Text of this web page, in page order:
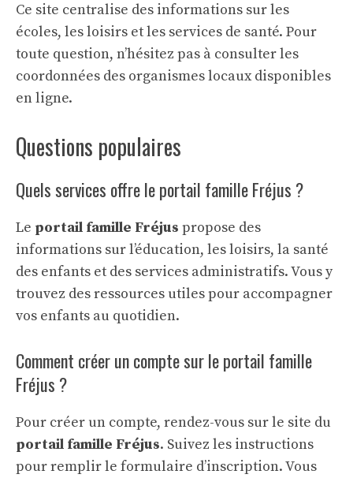
Ce site centralise des informations sur les
écoles, les loisirs et les services de santé. Pour
toute question, n’hésitez pas à consulter les
coordonnées des organismes locaux disponibles
en ligne.
Questions populaires
Quels services offre le portail famille Fréjus ?
Le portail famille Fréjus propose des
informations sur l’éducation, les loisirs, la santé
des enfants et des services administratifs. Vous y
trouvez des ressources utiles pour accompagner
vos enfants au quotidien.
Comment créer un compte sur le portail famille
Fréjus ?
Pour créer un compte, rendez-vous sur le site du
portail famille Fréjus. Suivez les instructions
pour remplir le formulaire d’inscription. Vous